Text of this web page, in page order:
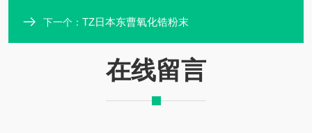
下一个： TZ日本东曹氧化锆粉末
在线留言